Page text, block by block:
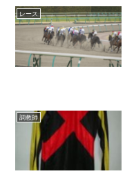
レース
調教師